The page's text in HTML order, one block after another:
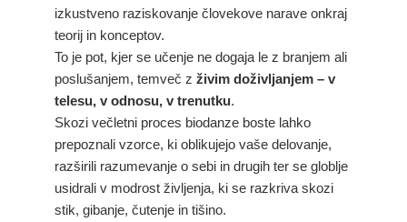
izkustveno raziskovanje človekove narave onkraj
teorij in konceptov.
To je pot, kjer se učenje ne dogaja le z branjem ali
poslušanjem, temveč z živim doživljanjem – v
telesu, v odnosu, v trenutku.
Skozi večletni proces biodanze boste lahko
prepoznali vzorce, ki oblikujejo vaše delovanje,
razširili razumevanje o sebi in drugih ter se globlje
usidrali v modrost življenja, ki se razkriva skozi
stik, gibanje, čutenje in tišino.